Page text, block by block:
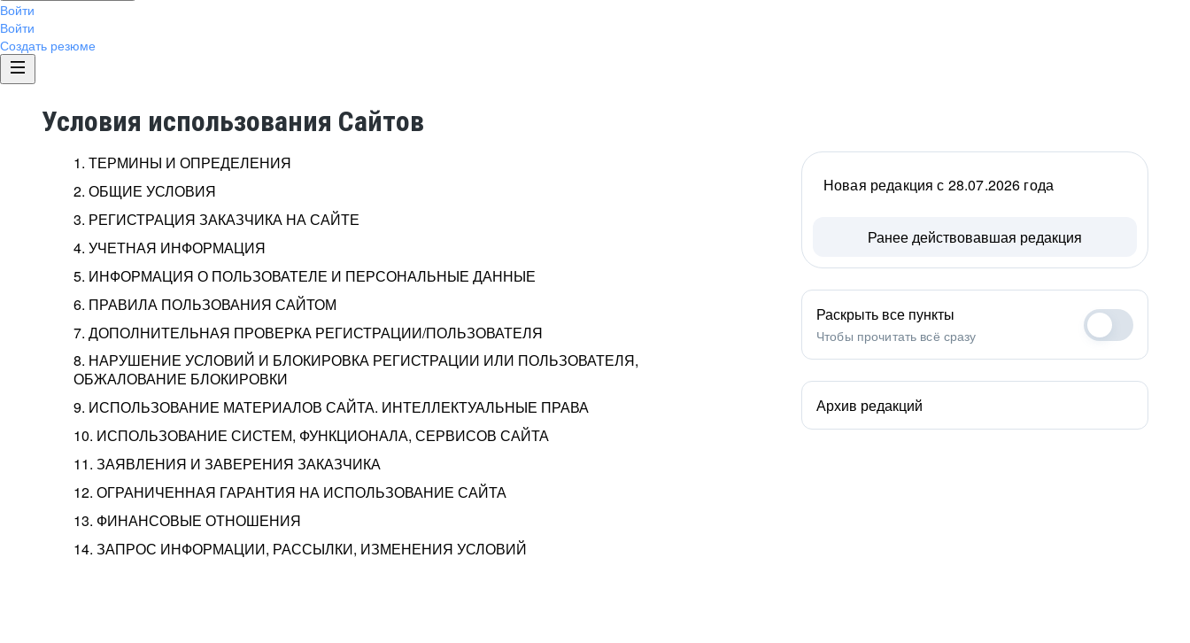
Войти
Войти
Создать резюме
Условия использования Сайтов
1. ТЕРМИНЫ И ОПРЕДЕЛЕНИЯ
2. ОБЩИЕ УСЛОВИЯ
3. РЕГИСТРАЦИЯ ЗАКАЗЧИКА НА САЙТЕ
4. УЧЕТНАЯ ИНФОРМАЦИЯ
5. ИНФОРМАЦИЯ О ПОЛЬЗОВАТЕЛЕ И ПЕРСОНАЛЬНЫЕ ДАННЫЕ
6. ПРАВИЛА ПОЛЬЗОВАНИЯ САЙТОМ
7. ДОПОЛНИТЕЛЬНАЯ ПРОВЕРКА РЕГИСТРАЦИИ/ПОЛЬЗОВАТЕЛЯ
8. НАРУШЕНИЕ УСЛОВИЙ И БЛОКИРОВКА РЕГИСТРАЦИИ ИЛИ ПОЛЬЗОВАТЕЛЯ,
ОБЖАЛОВАНИЕ БЛОКИРОВКИ
9. ИСПОЛЬЗОВАНИЕ МАТЕРИАЛОВ САЙТА. ИНТЕЛЛЕКТУАЛЬНЫЕ ПРАВА
10. ИСПОЛЬЗОВАНИЕ СИСТЕМ, ФУНКЦИОНАЛА, СЕРВИСОВ САЙТА
11. ЗАЯВЛЕНИЯ И ЗАВЕРЕНИЯ ЗАКАЗЧИКА
12. ОГРАНИЧЕННАЯ ГАРАНТИЯ НА ИСПОЛЬЗОВАНИЕ САЙТА
13. ФИНАНСОВЫЕ ОТНОШЕНИЯ
14. ЗАПРОС ИНФОРМАЦИИ, РАССЫЛКИ, ИЗМЕНЕНИЯ УСЛОВИЙ
Новая редакция с 28.07.2026 года
Ранее действовавшая редакция
Раскрыть все пункты
Чтобы прочитать всё сразу
Архив редакций